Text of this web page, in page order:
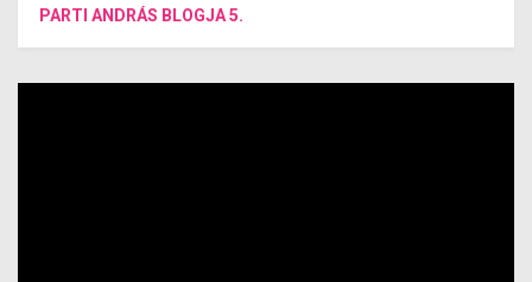
PARTI ANDRÁS BLOGJA 5.